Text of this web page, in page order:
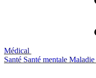
Médical
Santé Santé mentale Maladie